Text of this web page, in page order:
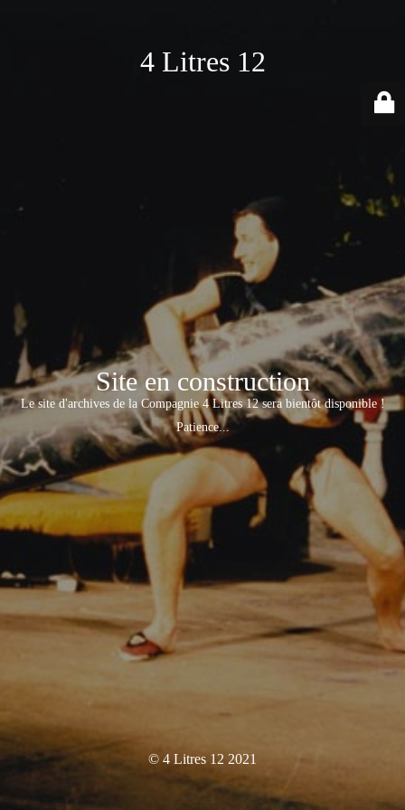
4 Litres 12
Site en construction
Le site d'archives de la Compagnie 4 Litres 12 sera bientôt disponible !
Patience...
© 4 Litres 12 2021